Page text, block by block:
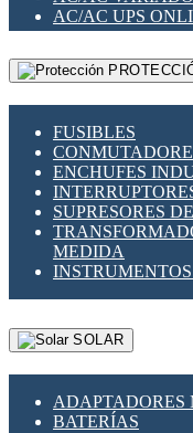
MESHTASTIC
AC/AC UPS
FUSIBLES
ENCHUFES
SUPRESORES
MEDIDA
SOLAR
ADAPTADORES
BATERÍAS